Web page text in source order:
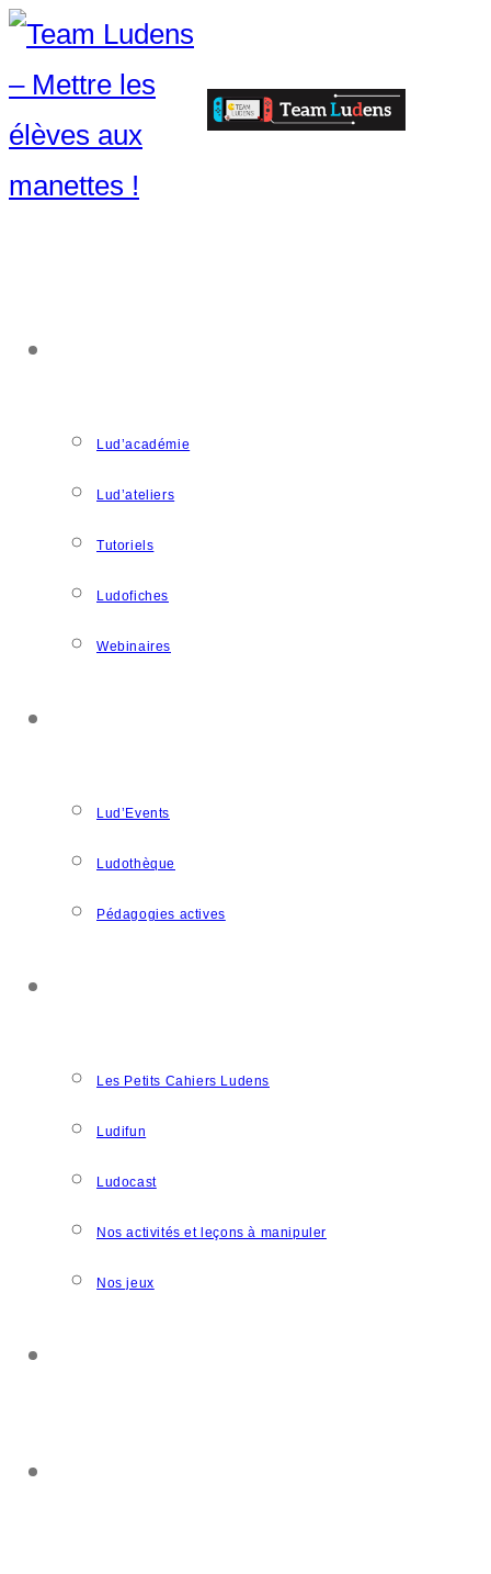
Lud’académie
Lud’ateliers
Tutoriels
Ludofiches
Webinaires
Lud’Events
Ludothèque
Pédagogies actives
Les Petits Cahiers Ludens
Ludifun
Ludocast
Nos activités et leçons à manipuler
Nos jeux